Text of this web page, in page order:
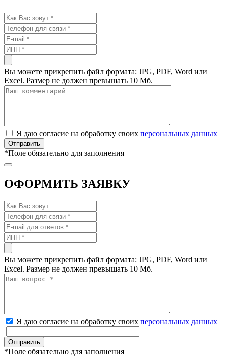
Вы можете прикрепить файл формата: JPG, PDF, Word или
Excel. Размер не должен превышать 10 Мб.
Я даю согласие на обработку своих персональных данных
*Поле обязательно для заполнения
ОФОРМИТЬ ЗАЯВКУ
Вы можете прикрепить файл формата: JPG, PDF, Word или
Excel. Размер не должен превышать 10 Мб.
Я даю согласие на обработку своих персональных данных
*Поле обязательно для заполнения